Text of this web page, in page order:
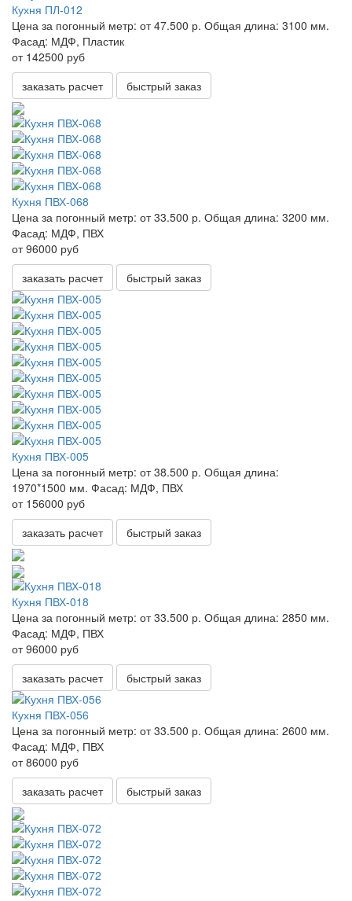
Кухня ПЛ-012
Цена за погонный метр: от 47.500 р. Общая длина: 3100 мм.
Фасад: МДФ, Пластик
от 142500 руб
заказать расчет
быстрый заказ
Кухня ПВХ-068
Цена за погонный метр: от 33.500 р. Общая длина: 3200 мм.
Фасад: МДФ, ПВХ
от 96000 руб
заказать расчет
быстрый заказ
Кухня ПВХ-005
Цена за погонный метр: от 38.500 р. Общая длина:
1970*1500 мм. Фасад: МДФ, ПВХ
от 156000 руб
заказать расчет
быстрый заказ
Кухня ПВХ-018
Цена за погонный метр: от 33.500 р. Общая длина: 2850 мм.
Фасад: МДФ, ПВХ
от 96000 руб
заказать расчет
быстрый заказ
Кухня ПВХ-056
Цена за погонный метр: от 33.500 р. Общая длина: 2600 мм.
Фасад: МДФ, ПВХ
от 86000 руб
заказать расчет
быстрый заказ